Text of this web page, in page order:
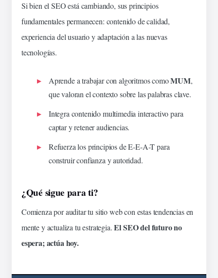
Si bien el SEO está cambiando, sus principios
fundamentales permanecen: contenido de calidad,
experiencia del usuario y adaptación a las nuevas
tecnologías.
Aprende a trabajar con algoritmos comoMUM,
que valoran el contexto sobre las palabras clave.
Integra contenido multimedia interactivo para
captar y retener audiencias.
Refuerza los principios deE-E-A-Tpara
construir confianza y autoridad.
¿Qué sigue para ti?
Comienza por auditar tu sitio web con estas tendencias en
mente y actualiza tu estrategia.El SEO del futuro no
espera; actúa hoy.